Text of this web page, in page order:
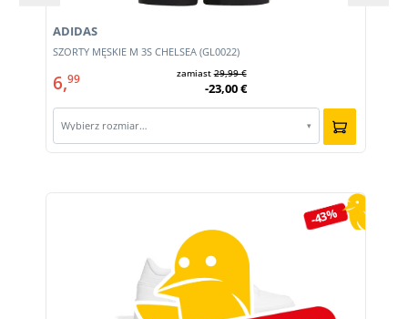
SZORTY MĘSKIE M 3S CHELSEA (GL0022)
ADIDAS
6,99 zamiast29,99 €
-23,00 €
Wybierz rozmiar… ▾
-43%